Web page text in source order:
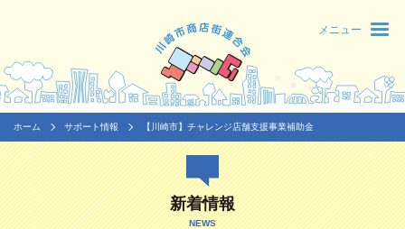
メニュー
ホーム サポート情報 【川崎市】チャレンジ店舗支援事業補助金
新着情報
NEWS